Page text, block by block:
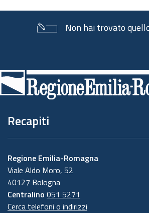
Non hai trovato
di
pagina
Recapiti
Regione Emilia-Romagna
Viale Aldo Moro, 52
40127 Bologna
Centralino 051 5271
Cerca telefoni o indirizzi